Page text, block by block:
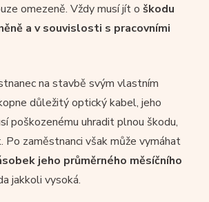
omezeně. Vždy musí jít o škodu
a v souvislosti s pracovními
na stavbě svým vlastním
důležitý optický kabel, jeho
poškozenému uhradit plnou škodu,
Po zaměstnanci však může vymáhat
jeho průměrného měsíčního
jakkoli vysoká.